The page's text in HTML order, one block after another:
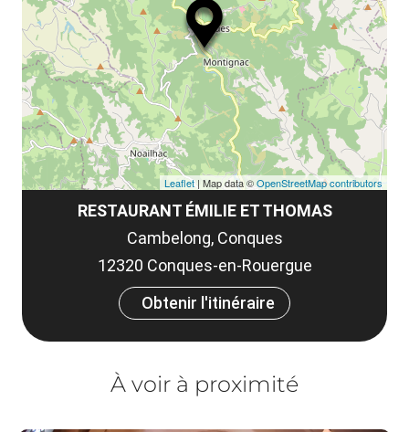
et
RESTAURANT ÉMILIE ET THOMAS
Cambelong, Conques
12320 Conques-en-Rouergue
Obtenir l'itinéraire
Leaflet| Map data ©OpenStreetMap contributors
À voir à proximité